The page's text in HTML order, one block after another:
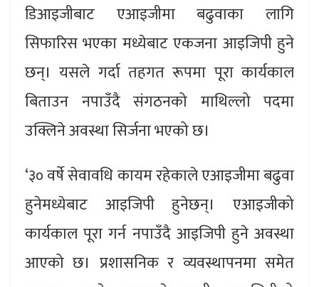
डिआइजीबाट एआइजीमा बढुवाका लागि
सिफारिस भएका मध्येबाट एकजना आइजिपी हुने
छन्। यसले गर्दा तहगत रूपमा पूरा कार्यकाल
बिताउन नपाउँदै संगठनको माथिल्लो पदमा
उक्लिने अवस्था सिर्जना भएको छ।
‘३० वर्षे सेवावधि कायम रहेकाले एआइजीमा बढुवा
हुनेमध्येबाट आइजिपी हुनेछन्। एआइजीको
कार्यकाल पूरा गर्न नपाउँदै आइजिपी हुने अवस्था
आएको छ। प्रशासनिक र व्यवस्थापनमा समेत